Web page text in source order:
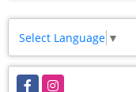
Select Language ▼
FacebookInstagram